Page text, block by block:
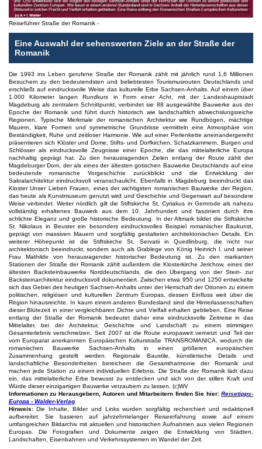
Reiseführer Straße der Romanik -
Eine Auswahl der sehenswerten Ziele an der Straße der
Romanik
Die 1993 ins Leben gerufene Straße der Romanik zählt mit jährlich rund 1,6 Millionen
Besuchern zu den bedeutendsten und beliebtesten Tourismusrouten Deutschlands und
erschließt auf eindrucksvolle Weise das kulturelle Erbe Sachsen-Anhalts. Auf einem über
1.000 Kilometer langen Rundkurs in Form einer Acht, mit der Landeshauptstadt
Magdeburg als zentralem Schnittpunkt, verbindet sie 88 ausgewählte Bauwerke aus der
Epoche der Romanik und führt durch historisch wie landschaftlich abwechslungsreiche
Regionen. Typische Merkmale der romanischen Architektur wie Rundbögen, mächtige
Mauern, klare Formen und symmetrische Grundrisse vermitteln eine Atmosphäre von
Beständigkeit, Ruhe und zeitloser Harmonie. Wie auf einer Perlenkette aneinandergereiht
präsentieren sich Klöster und Dome, Stifts- und Dorfkirchen, Schatzkammern, Burgen und
Schlösser als eindrucksvolle Zeugnisse einer Epoche, die das mittelalterliche Europa
nachhaltig geprägt hat. Zu den herausragenden Zielen entlang der Route zählt der
Magdeburger Dom, der als eines der ältesten gotischen Bauwerke Deutschlands auf eine
bedeutende romanische Vorgeschichte zurückblickt und die Entwicklung der
Sakralarchitektur eindrucksvoll veranschaulicht. Ebenfalls in Magdeburg beeindruckt das
Kloster Unser Lieben Frauen, eines der wichtigsten romanischen Bauwerke der Region,
das heute als Kunstmuseum genutzt wird und Geschichte und Gegenwart auf besondere
Weise verbindet. Weiter nördlich gilt die Stiftskirche St. Cyriakus in Gernrode als nahezu
vollständig erhaltenes Bauwerk aus dem 10. Jahrhundert und fasziniert durch ihre
schlichte Eleganz und große historische Bedeutung. In der Altmark bildet die Stiftskirche
St. Nikolaus in Beuster ein besonders eindrucksvolles Beispiel romanischer Baukunst,
geprägt von massiven Mauern und sorgfältig gestalteten architektonischen Details. Ein
weiterer Höhepunkt ist die Stiftskirche St. Servatii in Quedlinburg, die nicht nur
architektonisch beeindruckt, sondern auch als Grablege von König Heinrich I. und seiner
Frau Mathilde von herausragender historischer Bedeutung ist. Zu den markanten
Stationen der Straße der Romanik zählt außerdem die Klosterkirche Jerichow, eines der
ältesten Backsteinbauwerke Norddeutschlands, die den Übergang von der Stein- zur
Backsteinarchitektur eindrucksvoll dokumentiert. Zwischen etwa 950 und 1250 entwickelte
sich das Gebiet des heutigen Sachsen-Anhalts unter der Herrschaft der Ottonen zu einem
politischen, religiösen und kulturellen Zentrum Europas, dessen Einfluss weit über die
Region hinausreichte. In kaum einem anderen Bundesland sind die Hinterlassenschaften
dieser Blütezeit in einer vergleichbaren Dichte und Vielfalt erhalten geblieben. Eine Reise
entlang der Straße der Romanik bedeutet daher eine eindrucksvolle Zeitreise in das
Mittelalter, bei der Architektur, Geschichte und Landschaft zu einem stimmigen
Gesamterlebnis verschmelzen. Seit 2007 ist die Route europaweit vernetzt und Teil der
vom Europarat anerkannten Europäischen Kulturstraße TRANSROMANICA, wodurch die
romanischen Bauwerke Sachsen-Anhalts in einen größeren europäischen
Zusammenhang gestellt werden. Regionale Baustile, künstlerische Details und
landschaftliche Besonderheiten bereichern die Gesamtharmonie der Romanik und
machen jede Station zu einem individuellen Erlebnis. Die Straße der Romanik lädt dazu
ein, das mittelalterliche Erbe bewusst zu entdecken und sich von der stillen Kraft und
Würde dieser einzigartigen Bauwerke verzaubern zu lassen. (c)WV
Informationen zu Herausgebern, Autoren und Mitarbeitern finden Sie hier:Reisetipps-
Europa - Walder-Verlag
Hinweis:Die Inhalte, Bilder und Links wurden sorgfältig recherchiert und redaktionell
aufbereitet. Sie basieren auf jahrzehntelanger Reiseerfahrung sowie auf einem
umfangreichen Bildarchiv mit aktuellen und historischen Aufnahmen aus vielen Regionen
Europas. Die Fotografien und Dokumente zeigen die Entwicklung von Städten,
Landschaften, Eisenbahnen und Verkehrssystemen im Wandel der Zeit.